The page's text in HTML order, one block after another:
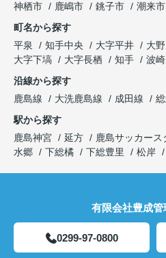
神栖市
鹿嶋市 銚子市 潮来市
町名から探す
平泉
知手中央 大字平井 大
大字下塙
大字長栖 知手
波崎
沿線から探す
鹿島線
大洗鹿島線 成田線
駅から探す
鹿島神宮
延方 鹿島サッカース
水郷
下総橘 下総豊里 松岸
有限会社豊成管
0299-97-0800